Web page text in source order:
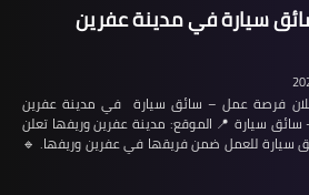
سيارة في مدينة عفرين
فرصة عمل – سائق سيارة في مدينة عفرين
سيارة 📍 الموقع: مدينة عفرين وريفها تعلن
سيارة للعمل ضمن فريقها في عفرين وريفها. 🔹